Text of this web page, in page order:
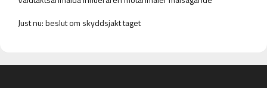
Just nu: beslut om skyddsjakt taget